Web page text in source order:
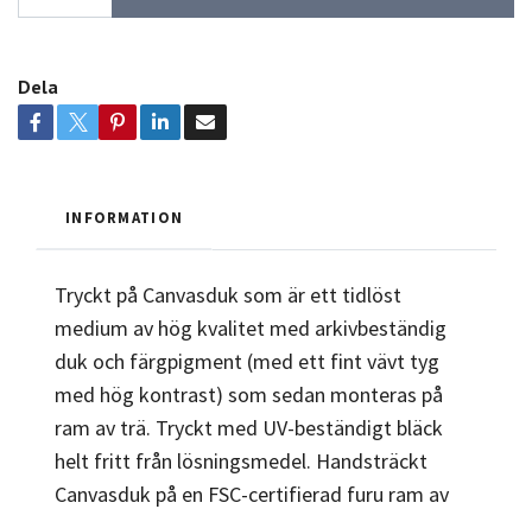
Dela
INFORMATION
Tryckt på Canvasduk som är ett tidlöst
medium av hög kvalitet med arkivbeständig
duk och färgpigment (med ett fint vävt tyg
med hög kontrast) som sedan monteras på
ram av trä. Tryckt med UV-beständigt bläck
helt fritt från lösningsmedel. Handsträckt
Canvasduk på en FSC-certifierad furu ram av